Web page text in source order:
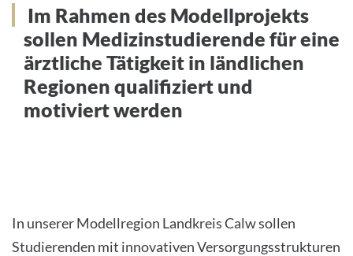
Deutsch
Impressum
Im Rahmen des Modellprojekts
sollen Medizinstudierende für eine
ärztliche Tätigkeit in ländlichen
Regionen qualifiziert und
motiviert werden
Über die Studie
In unserer Modellregion Landkreis Calw sollen
Studierenden mit innovativen Versorgungsstrukturen